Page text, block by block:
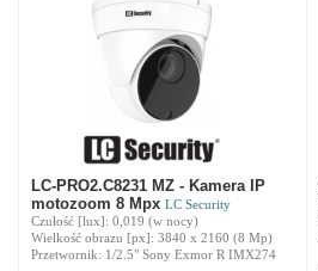
LC-PRO2.C8231 MZ - Kamera IP
motozoom 8 Mpx LC Security
Czułość [lux]: 0,019 (w nocy)
Wielkość obrazu [px]: 3840 x 2160 (8 Mp)
Przetwornik: 1/2.5" Sony Exmor R IMX274